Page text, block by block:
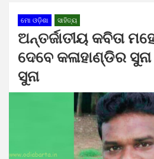
ମୋ ଓଡ଼ିଶା ସାହିତ୍ୟ
ଅନ୍ତର୍ଜାତୀୟ କବିତା
ଦେବେ କଳାହାଣ୍ଡିର
ସୁନା